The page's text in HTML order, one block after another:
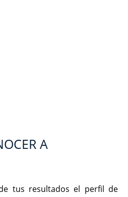
A
tus resultados el perfil de